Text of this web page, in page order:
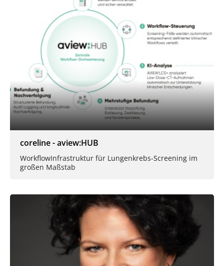
coreline - aview:HUB
Workflow­Infrastruktur für Lungen­krebs-Screening im
großen Maßstab